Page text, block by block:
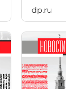
dp.ru